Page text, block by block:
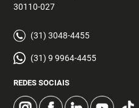
30110-027
(31) 3048-4455
(31) 9 9964-4455
REDES SOCIAIS